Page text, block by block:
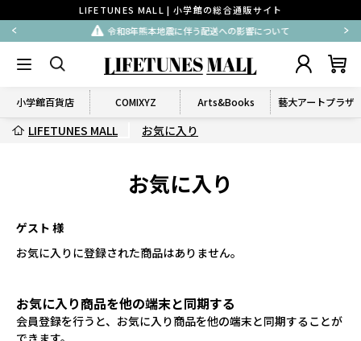
LIFETUNES MALL | 小学館の総合通販サイト
令和8年熊本地震に伴う配送への影響について
小学館百貨店 COMIXYZ Arts&Books 藝大アートプラザ
LIFETUNES MALL お気に入り
お気に入り
ゲスト 様
お気に入りに登録された商品はありません。
お気に入り商品を他の端末と同期する
会員登録を行うと、お気に入り商品を他の端末と同期することが
できます。